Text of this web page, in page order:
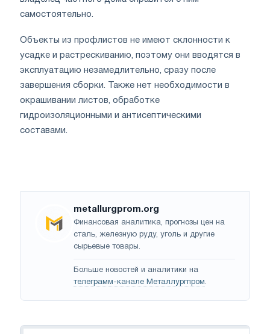
самостоятельно.
Объекты из профлистов не имеют склонности к
усадке и растрескиванию, поэтому они вводятся в
эксплуатацию незамедлительно, сразу после
завершения сборки. Также нет необходимости в
окрашивании листов, обработке
гидроизоляционными и антисептическими
составами.
metallurgprom.org
Финансовая аналитика, прогнозы цен на
сталь, железную руду, уголь и другие
сырьевые товары.
Больше новостей и аналитики на
телеграмм-канале Металлургпром.